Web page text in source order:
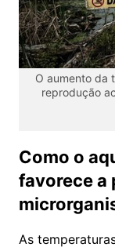
O aumento da
reprodução
Como o
favorece a
As